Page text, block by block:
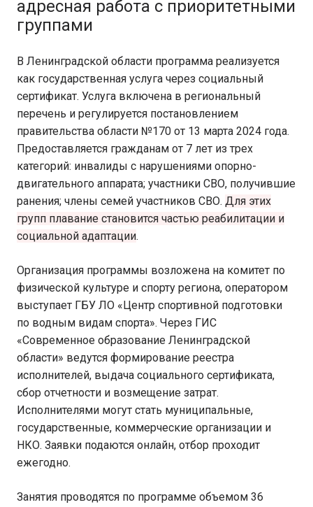
адресная работа с приоритетными
группами
В Ленинградской области программа реализуется
как государственная услуга через социальный
сертификат. Услуга включена в региональный
перечень и регулируется постановлением
правительства области №170 от 13 марта 2024 года.
Предоставляется гражданам от 7 лет из трех
категорий: инвалиды с нарушениями опорно-
двигательного аппарата; участники СВО, получившие
ранения; члены семей участников СВО. Для этих
групп плавание становится частью реабилитации и
социальной адаптации.
Организация программы возложена на комитет по
физической культуре и спорту региона, оператором
выступает ГБУ ЛО «Центр спортивной подготовки
по водным видам спорта». Через ГИС
«Современное образование Ленинградской
области» ведутся формирование реестра
исполнителей, выдача социального сертификата,
сбор отчетности и возмещение затрат.
Исполнителями могут стать муниципальные,
государственные, коммерческие организации и
НКО. Заявки подаются онлайн, отбор проходит
ежегодно.
Занятия проводятся по программе объемом 36